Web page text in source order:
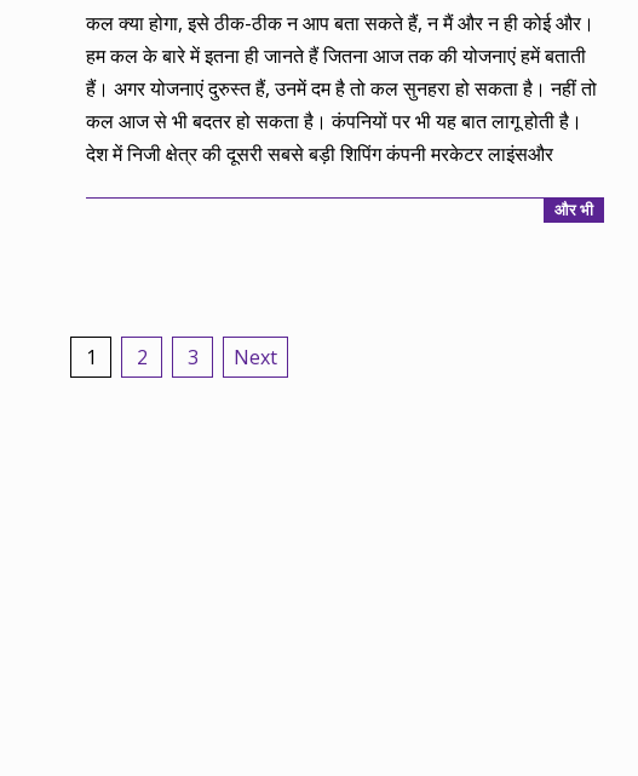
कल क्या होगा, इसे ठीक-ठीक न आप बता सकते हैं, न मैं और न ही कोई और।
हम कल के बारे में इतना ही जानते हैं जितना आज तक की योजनाएं हमें बताती
हैं। अगर योजनाएं दुरुस्त हैं, उनमें दम है तो कल सुनहरा हो सकता है। नहीं तो
कल आज से भी बदतर हो सकता है। कंपनियों पर भी यह बात लागू होती है।
देश में निजी क्षेत्र की दूसरी सबसे बड़ी शिपिंग कंपनी मरकेटर लाइंसऔर
और भी
Posts
1 2 3 Next